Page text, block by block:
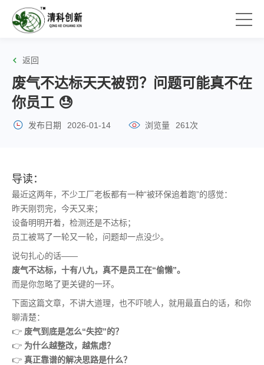
返回
废气不达标天天被罚？问题可能真不在
你员工 😓
发布日期 2026-01-14 浏览量 261次
导读：
最近这两年，不少工厂老板都有一种“被环保追着跑”的感觉：
昨天刚罚完，今天又来；
设备明明开着，检测还是不达标；
员工被骂了一轮又一轮，问题却一点没少。
说句扎心的话——
废气不达标，十有八九，真不是员工在“偷懒”。
而是你忽略了更关键的一环。
下面这篇文章，不讲大道理，也不吓唬人，就用最直白的话，和你
聊清楚：
👉 废气到底是怎么“失控”的？
👉 为什么越整改，越焦虑？
👉 真正靠谱的解决思路是什么？